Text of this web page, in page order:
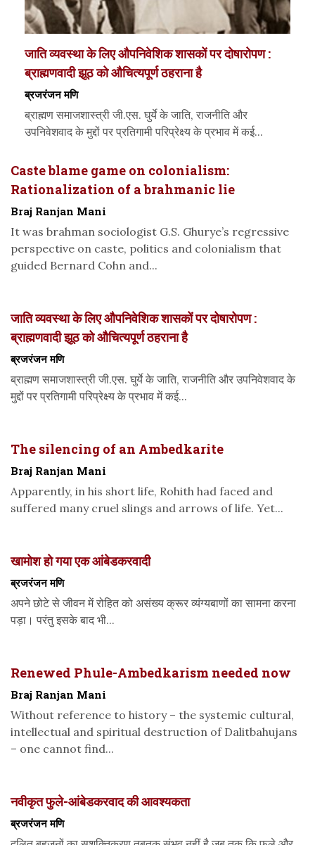
जाति व्यवस्था के लिए औपनिवेशिक शासकों पर दोषारोपण :
ब्राह्मणवादी झूठ को औचित्यपूर्ण ठहराना है
ब्रजरंजन मणि
ब्राह्मण समाजशास्त्री जी.एस. घुर्ये के जाति, राजनीति और
उपनिवेशवाद के मुद्दों पर प्रतिगामी परिप्रेक्ष्य के प्रभाव में कई...
Caste blame game on colonialism:
Rationalization of a brahmanic lie
Braj Ranjan Mani
It was brahman sociologist G.S. Ghurye’s regressive
perspective on caste, politics and colonialism that
guided Bernard Cohn and...
जाति व्यवस्था के लिए औपनिवेशिक शासकों पर दोषारोपण :
ब्राह्मणवादी झूठ को औचित्यपूर्ण ठहराना है
ब्रजरंजन मणि
ब्राह्मण समाजशास्त्री जी.एस. घुर्ये के जाति, राजनीति और उपनिवेशवाद के
मुद्दों पर प्रतिगामी परिप्रेक्ष्य के प्रभाव में कई...
The silencing of an Ambedkarite
Braj Ranjan Mani
Apparently, in his short life, Rohith had faced and
suffered many cruel slings and arrows of life. Yet...
खामोश हो गया एक आंबेडकरवादी
ब्रजरंजन मणि
अपने छोटे से जीवन में रोहित को असंख्य क्रूर व्यंग्यबाणों का सामना करना
पड़ा। परंतु इसके बाद भी...
Renewed Phule-Ambedkarism needed now
Braj Ranjan Mani
Without reference to history – the systemic cultural,
intellectual and spiritual destruction of Dalitbahujans
– one cannot find...
नवीकृत फुले-आंबेडकरवाद की आवश्यकता
ब्रजरंजन मणि